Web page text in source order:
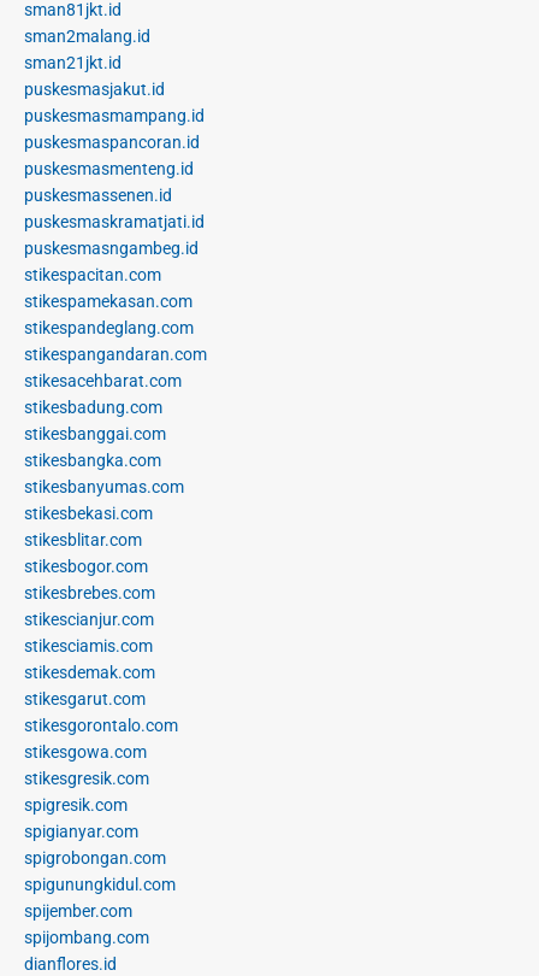
sman81jkt.id
sman2malang.id
sman21jkt.id
puskesmasjakut.id
puskesmasmampang.id
puskesmaspancoran.id
puskesmasmenteng.id
puskesmassenen.id
puskesmaskramatjati.id
puskesmasngambeg.id
stikespacitan.com
stikespamekasan.com
stikespandeglang.com
stikespangandaran.com
stikesacehbarat.com
stikesbadung.com
stikesbanggai.com
stikesbangka.com
stikesbanyumas.com
stikesbekasi.com
stikesblitar.com
stikesbogor.com
stikesbrebes.com
stikescianjur.com
stikesciamis.com
stikesdemak.com
stikesgarut.com
stikesgorontalo.com
stikesgowa.com
stikesgresik.com
spigresik.com
spigianyar.com
spigrobongan.com
spigunungkidul.com
spijember.com
spijombang.com
dianflores.id